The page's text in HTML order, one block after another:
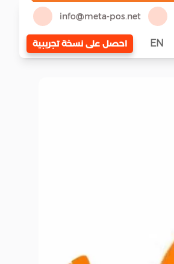
info@meta-pos.net
EN احصل على نسخة تجريبية